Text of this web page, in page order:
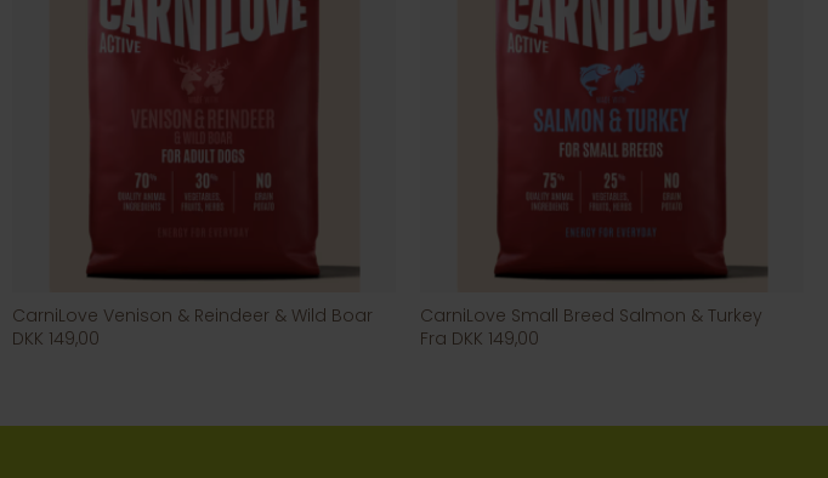
CarniLove Venison & Reindeer & Wild Boar
DKK 149,00
CarniLove Small Breed Salmon & Turkey
Fra DKK 149,00